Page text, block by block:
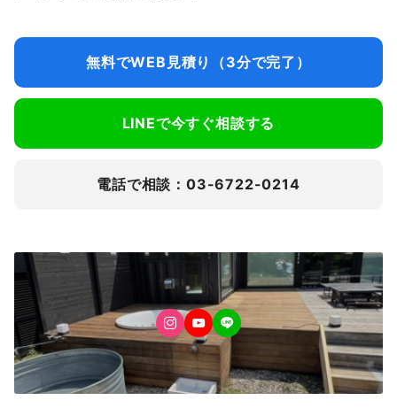
無料でWEB見積り（3分で完了）
LINEで今すぐ相談する
電話で相談：03-6722-0214